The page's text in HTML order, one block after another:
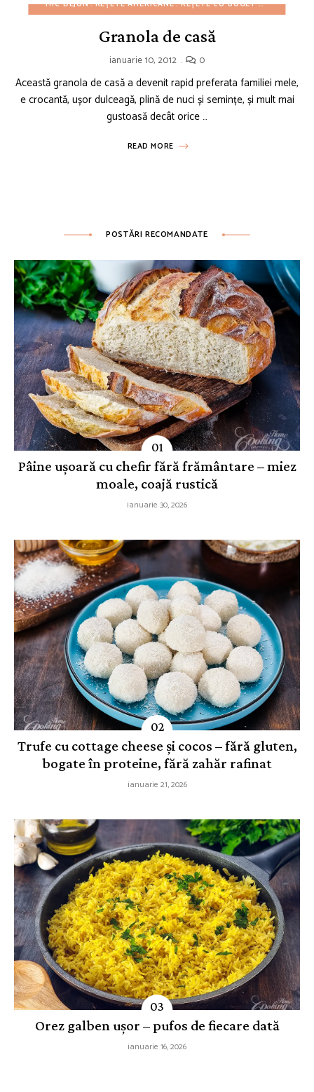
MIC DEJUN REȚETE AMERICANE REȚETE CU BUGET REDUS
Granola de casă
ianuarie 10, 2012 0
Această granola de casă a devenit rapid preferata familiei mele,
e crocantă, ușor dulceagă, plină de nuci și semințe, și mult mai
gustoasă decât orice …
READ MORE
POSTĂRI RECOMANDATE
Pâine ușoară cu chefir fără frământare – miez
moale, coajă rustică
ianuarie 30, 2026
Trufe cu cottage cheese și cocos – fără gluten,
bogate în proteine, fără zahăr rafinat
ianuarie 21, 2026
Orez galben ușor – pufos de fiecare dată
ianuarie 16, 2026